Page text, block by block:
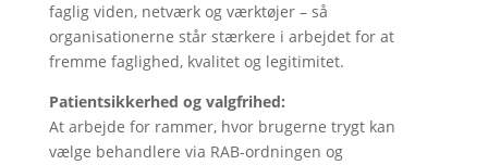
faglig viden, netværk og værktøjer – så
organisationerne står stærkere i arbejdet for at
fremme faglighed, kvalitet og legitimitet.
Patientsikkerhed og valgfrihed:
At arbejde for rammer, hvor brugerne trygt kan
vælge behandlere via RAB-ordningen og